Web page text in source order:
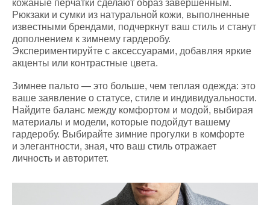
кожаные перчатки сделают образ завершенным.
Рюкзаки и сумки из натуральной кожи, выполненные
известными брендами, подчеркнут ваш стиль и станут
дополнением к зимнему гардеробу.
Экспериментируйте с аксессуарами, добавляя яркие
акценты или контрастные цвета.
Зимнее пальто — это больше, чем теплая одежда: это
ваше заявление о статусе, стиле и индивидуальности.
Найдите баланс между комфортом и модой, выбирая
материалы и модели, которые подойдут вашему
гардеробу. Выбирайте зимние прогулки в комфорте
и элегантности, зная, что ваш стиль отражает
личность и авторитет.